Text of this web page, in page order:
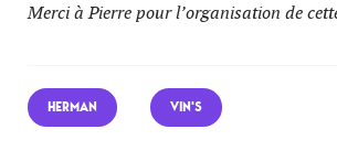
Merci à Pierre pour l’organisation de
HERMAN VIN'S